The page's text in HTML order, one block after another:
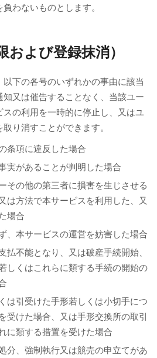
わないものとします。
および登録抹消）
下の各号のいずれかの事由に該当
又は催告することなく、当該ユー
の利用を一時的に停止し、又はユ
り消すことができます。
条項に違反した場合
実があることが判明した場合
その他の第三者に損害を生じさせる
は方法で本サービスを利用した、又
場合
、本サービスの運営を妨害した場合
払不能となり、又は破産手続開始、
しくはこれらに類する手続の開始の
は引受けた手形若しくは小切手につ
受けた場合、又は手形交換所の取引
に類する措置を受けた場合
分、強制執行又は競売の申立てがあ